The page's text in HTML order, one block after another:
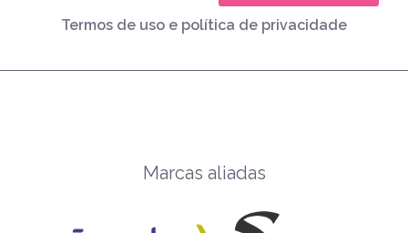
Termos de uso e política de privacidade
Marcas aliadas